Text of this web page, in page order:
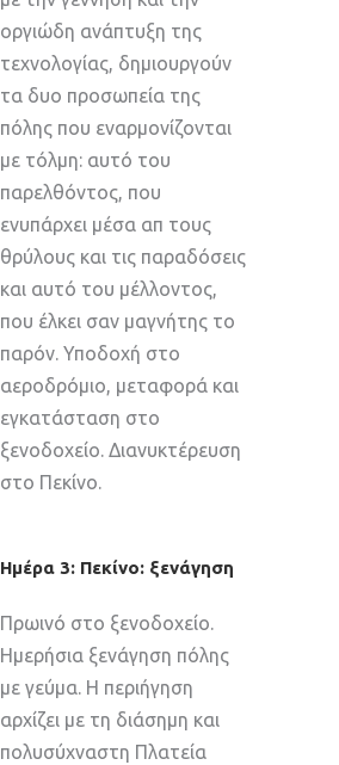
οργιώδη ανάπτυξη της
τεχνολογίας, δημιουργούν
τα δυο προσωπεία της
πόλης που εναρμονίζονται
με τόλμη: αυτό του
παρελθόντος, που
ενυπάρχει μέσα απ τους
θρύλους και τις παραδόσεις
και αυτό του μέλλοντος,
που έλκει σαν μαγνήτης το
παρόν. Υποδοχή στο
αεροδρόμιο, μεταφορά και
εγκατάσταση στο
ξενοδοχείο. Διανυκτέρευση
στο Πεκίνο.
Ημέρα 3: Πεκίνο: ξενάγηση
Πρωινό στο ξενοδοχείο.
Ημερήσια ξενάγηση πόλης
με γεύμα. Η περιήγηση
αρχίζει με τη διάσημη και
πολυσύχναστη Πλατεία